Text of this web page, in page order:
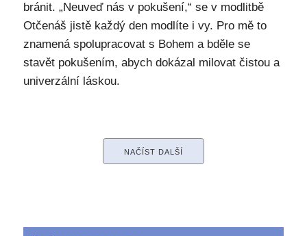
bránit. „Neuveď nás v pokušení,“ se v modlitbě
Otčenáš jistě každý den modlíte i vy. Pro mě to
znamená spolupracovat s Bohem a bděle se
stavět pokušením, abych dokázal milovat čistou a
univerzální láskou.
NAČÍST DALŠÍ